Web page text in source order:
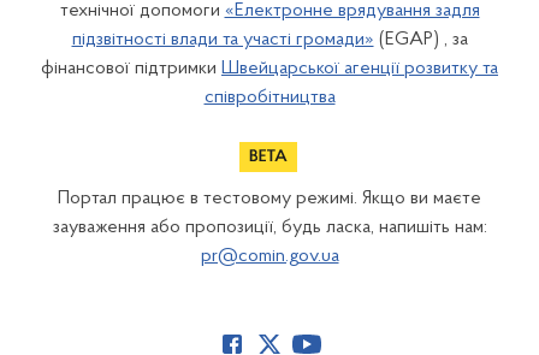
технічної допомоги «Електронне врядування задля
підзвітності влади та участі громади» (EGAP) , за
фінансової підтримки Швейцарської агенції розвитку та
співробітництва
Портал працює в тестовому режимі. Якщо ви маєте
зауваження або пропозиції, будь ласка, напишіть нам:
pr@comin.gov.ua